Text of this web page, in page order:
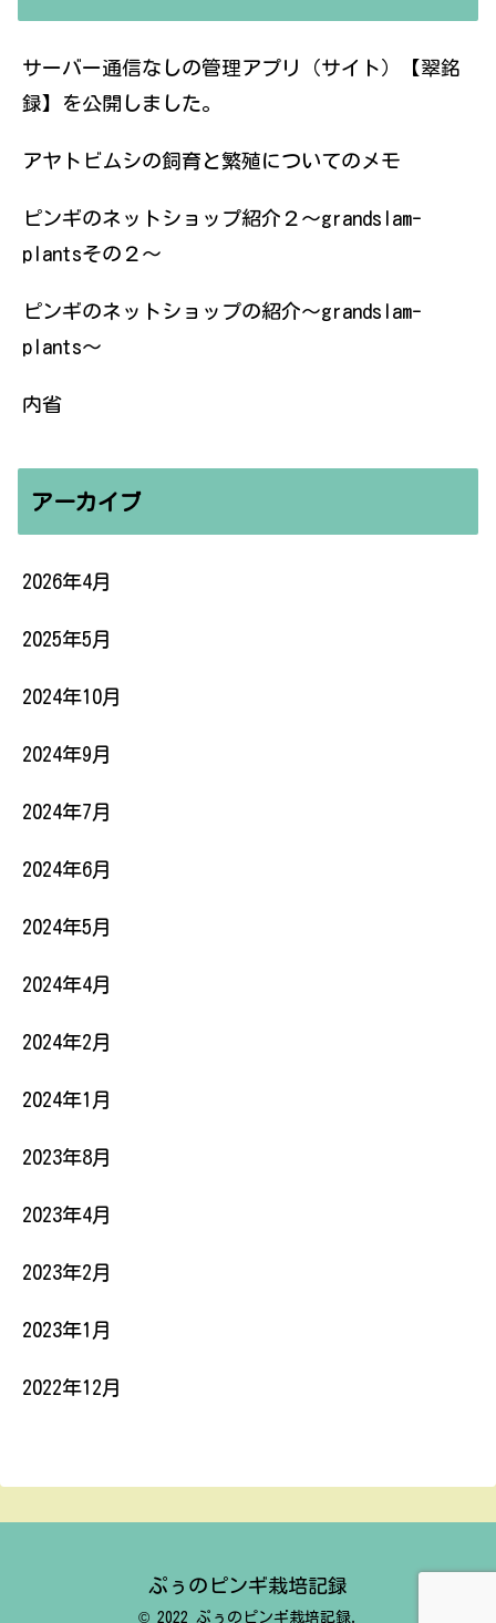
サーバー通信なしの管理アプリ（サイト）【翠銘
録】を公開しました。
アヤトビムシの飼育と繁殖についてのメモ
ピンギのネットショップ紹介２〜grandslam-
plantsその２〜
ピンギのネットショップの紹介〜grandslam-
plants〜
内省
アーカイブ
2026年4月
2025年5月
2024年10月
2024年9月
2024年7月
2024年6月
2024年5月
2024年4月
2024年2月
2024年1月
2023年8月
2023年4月
2023年2月
2023年1月
2022年12月
ぷぅのピンギ栽培記録
© 2022 ぷぅのピンギ栽培記録.